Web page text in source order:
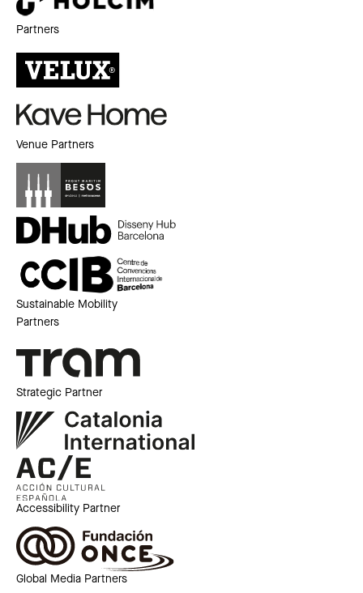
Partners
Venue Partners
Sustainable Mobility
Partners
Strategic Partner
Accessibility Partner
Global Media Partners